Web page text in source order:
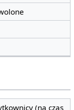
(na czas